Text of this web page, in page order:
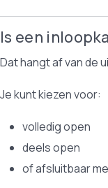
Is een
Dat hangt af van de
Je kunt kiezen voor:
volledig open
deels open
of afsluitbaar